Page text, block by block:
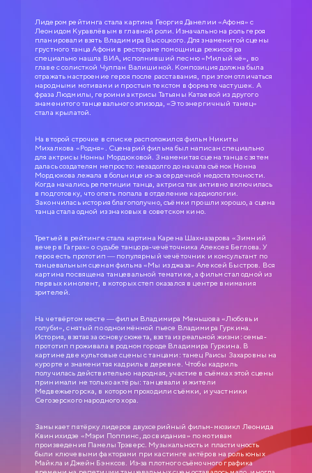
Лидером рейтинга стала картина Георгия Данелии «Афоня» с
Леонидом Куравлёвым в главной роли. Изначально на роль героя
планировали взять Владимира Высоцкого. Для знаменитой сцены
грустного танца Афони в ресторане помощница режиссёра
специально нашла ВИА, исполнивший песню «Милый чё», во
главе с солисткой Чулпан Валишиной. Композиция должна была
отражать настроение героя после расставания, при этом отличаться
народными мотивами и простым текстом в формате частушек. А
фраза Людмилы, героини актрисы Татьяны Катаевой из другого
знаменитого танцевального эпизода, «Это энергичный танец»
стала крылатой.
На второй строчке в списке расположился фильм Никиты
Михалкова «Родня». Сценарий фильма был написан специально
для актрисы Нонны Мордюковой. Знаменитая сцена танца с зятем
далась создателям непросто: незадолго до начала съёмок Нонна
Мордюкова лежала в больнице из-за сердечной недостаточности.
Когда начались репетиции танца, актриса так активно включилась
в подготовку, что опять попала в отделение кардиологии.
Закончилась история благополучно, съёмки прошли хорошо, а сцена
танца стала одной из знаковых в советском кино.
Третьей в рейтинге стала картина Карена Шахназарова «Зимний
вечер в Гаграх» о судьбе танцора-чечёточника Алексея Беглова. У
героя есть прототип — популярный чечёточник и консультант по
танцевальным сценам фильма «Мы из джаза» Алексей Быстров. Вся
картина посвящена танцевальной тематике, а фильм стал одной из
первых кинолент, в которых степ оказался в центре внимания
зрителей.
На четвёртом месте — фильм Владимира Меньшова «Любовь и
голуби», снятый по одноимённой пьесе Владимира Гуркина.
История, взятая за основу сюжета, взята из реальной жизни: семья-
прототип проживала в родном городе Владимира Гуркина. В
картине две культовые сцены с танцами: танец Раисы Захаровны на
курорте и знаменитая кадриль в деревне. Чтобы кадриль
получилась действительно народная, участие в съёмках этой сцены
принимали не только актёры: танцевали и жители
Медвежьегорска, в котором проходили съёмки, и участники
Сегозерского народного хора.
Замыкает пятёрку лидеров двухсерийный фильм-мюзикл Леонида
Квинихидзе «Мэри Поппинс, до свидания» по мотивам
произведения Памелы Трэверс. Музыкальность и пластичность
были ключевыми факторами при кастинге актёров на роль юных
Майкла и Джейн Бэнксов. Из-за плотного съёмочного графика
СЛУЖЕБНЫЙ РОМАН